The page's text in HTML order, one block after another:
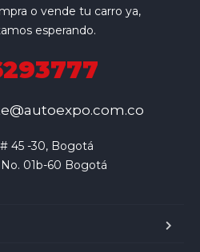
o vende tu carro ya,
esperando.
# 45 -30, Bogotá
No. 01b-60 Bogotá